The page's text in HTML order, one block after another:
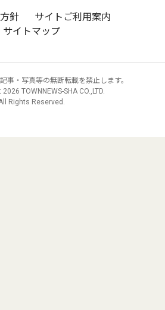
針
サイトご利用案内
サイトマップ
事・写真等の無断転載を禁止します。
2026 TOWNNEWS-SHA CO.,LTD.
Rights Reserved.